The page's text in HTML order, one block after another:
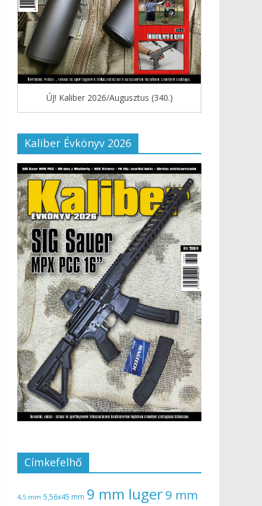
ÚJ! Kaliber 2026/Augusztus (340.)
Kaliber Évkönyv 2026
Címkefelhő
4,5 mm 5,56x45 mm 9 mm luger9 mm